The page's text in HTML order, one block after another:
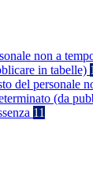
non a
in tabelle)
del personale
(da
11